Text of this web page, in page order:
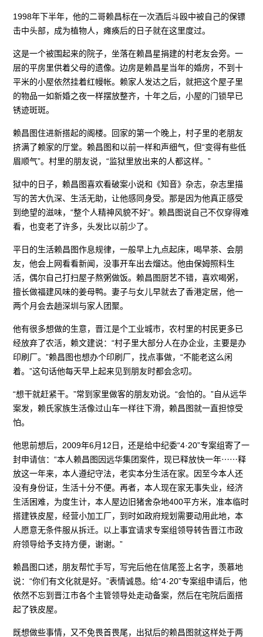
1998年下半年，他的二哥赖昌标在一次酒后斗殴中被自己的保镖
击中头部，成为植物人，瘫痪后的日子就在这里度过。
这是一个被围起来的院子，坐落在赖昌星捐建的村老友会旁。一
层的平房里供着父母的遗像。边房是赖昌星当年的婚房，不到十
平米的小屋依然挂着红幔帐。赖家人发达之后，就把这个屋子里
的物品一如新婚之夜一样摆放整齐，十年之后，小屋的门锁早已
锈迹斑斑。
赖昌图住进新搭起的阁楼。回家的第一个晚上，村子里的老朋友
挤满了赖家的厅堂。赖昌图和以前一样和声细气，但“变得有些低
眉顺气”。村里的朋友说，“监狱里放出来的人都这样。”
狱中的日子，赖昌图喜欢看破案小说和《知音》杂志，杂志里描
写的苦大仇深、生活无助，让他感同身受。那是因为他真正感受
到绝望的滋味，“整个人精神风貌不好”。赖昌图说自己不仅穿得难
看，也变老了许多，头发比以前少了。
平日的生活赖昌图作息规律，一般早上九点起床，喝早茶、会朋
友，他会上网看看新闻，没事开车出去熘达。他由保姆照料生
活，偶尔自己打扫屋子熬粥做饭。赖昌图厨艺不错，喜欢喝粥，
擅长做福建风味的姜母鸭。妻子与女儿早就去了香港定居，他一
两个月会去趟深圳与家人团聚。
他有很多想做的生意，晋江是个工业城市，农村里的村民更多已
经放弃了农活，赖文建说：“村子里大部分人在办企业，主要是办
印刷厂。”赖昌图也想办个印刷厂，找点事做，“不能老这么闲
着。”这句话他每天早上起来见到朋友时都会念叨。
“想干就赶紧干。”常到家里做客的朋友劝说。“会怕的。”自从远华
案发，赖氏家族生活像过山车一样往下滑，赖昌图就一直担惊受
怕。
他思前想后，2009年6月12日，还是给中纪委“4·20”专案组寄了一
封申请信：“本人赖昌图因远华集团案件，现已释放快一年⋯⋯释
放这一年来，本人遵纪守法，老实本分生活在家。因至今本人还
没有身份证，生活十分不便。再者，本人现在家无事失业，经济
生活困难，为度生计，本人屋边旧猪舍杂地400平方米，准本临时
搭建铁皮屋，经营小加工厂，到时如政府规划需要动用此地，本
人愿意无条件服从拆迁。以上事宜请求专案组领导转告晋江市政
府领导给予支持方便，谢谢。”
赖昌图口述，朋友帮忙手写，写完后他在信尾签上名字，羡慕地
说：“你们有文化就是好。”表情诚恳。给“4·20”专案组申请后，他
依然不忘到晋江市各个主管领导处走动备案，然后在宅院后面搭
起了铁皮屋。
既想做些事情，又不免畏首畏尾，出狱后的赖昌图就这样处于两